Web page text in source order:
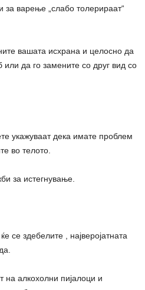
за варење „слабо толерираат“
вашата исхрана и целосно да
или да го замените со друг вид со
укажуваат дека имате проблем
во телото.
за истегнување.
се здебелите , најверојатната
на алкохолни пијалоци и